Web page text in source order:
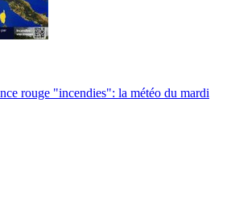
rouge "incendies": la météo du mardi